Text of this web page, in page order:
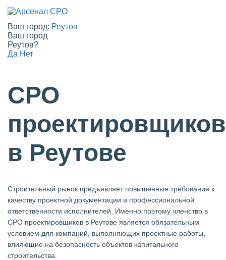
Ваш город: Реутов
Ваш город
Реутов?
Да Нет
СРО
проектировщиков
в Реутове
Строительный рынок предъявляет повышенные требования к
качеству проектной документации и профессиональной
ответственности исполнителей. Именно поэтому членство в
СРО проектировщиков в Реутове является обязательным
условием для компаний, выполняющих проектные работы,
влияющие на безопасность объектов капитального
строительства.